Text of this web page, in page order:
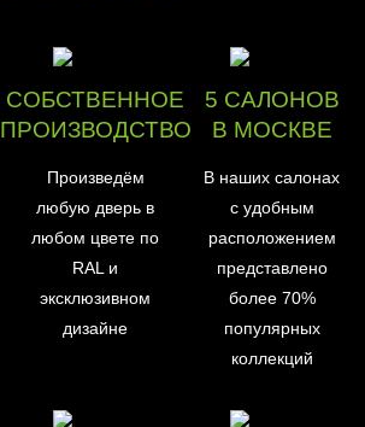
СОБСТВЕННОЕ
ПРОИЗВОДСТВО
Произведём
любую дверь в
любом цвете по
RAL и
эксклюзивном
дизайне
5 САЛОНОВ
В МОСКВЕ
В наших салонах
с удобным
расположением
представлено
более 70%
популярных
коллекций